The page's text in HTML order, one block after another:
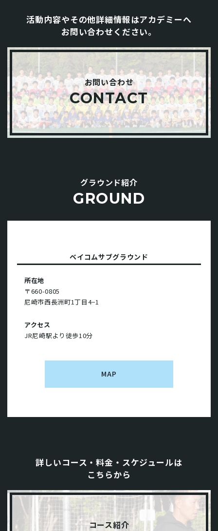
活動内容やその他詳細情報はアカデミーへ
お問い合わせください。
お問い合わせ
CONTACT
グラウンド紹介
GROUND
ベイコムサブグラウンド
所在地
〒660-0805
尼崎市西長洲町1丁目4−1
アクセス
JR尼崎駅より徒歩10分
MAP
詳しいコース・料金・スケジュールは
こちらから
コース紹介